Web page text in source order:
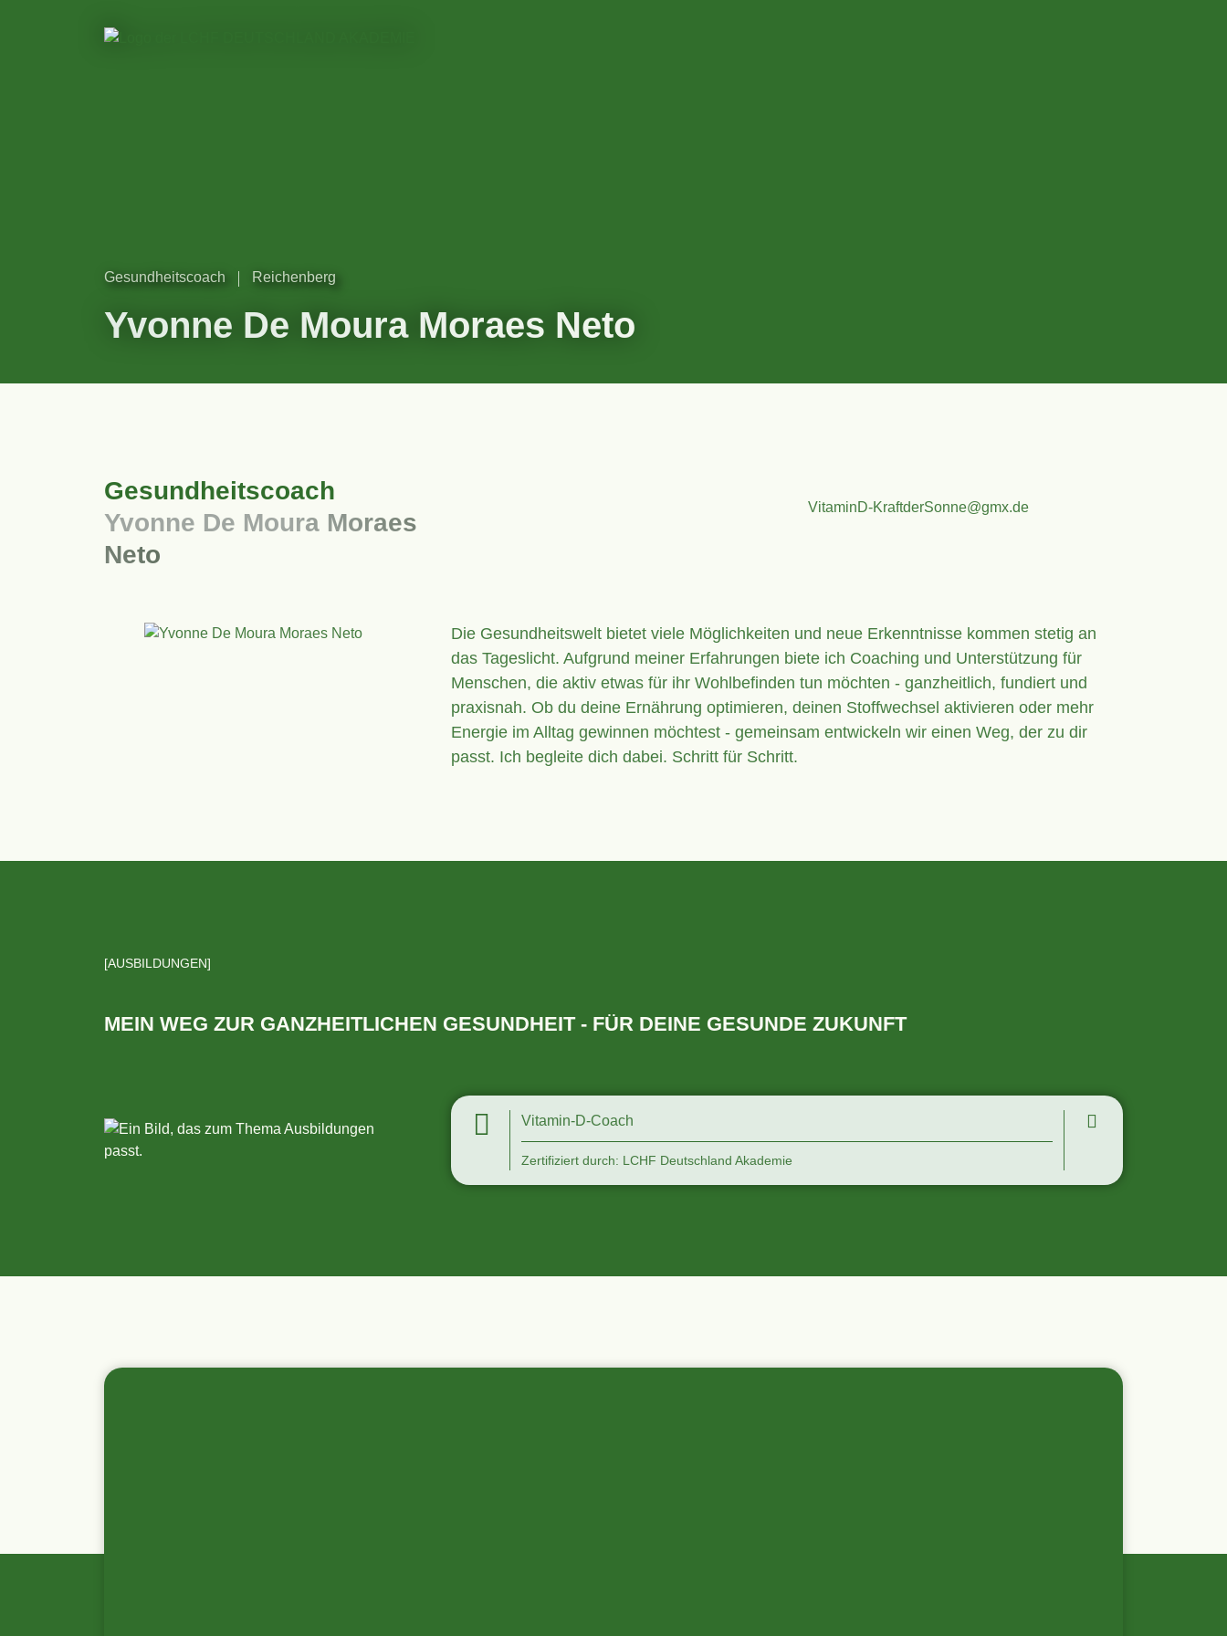
Gesundheitscoach Reichenberg
Yvonne De Moura Moraes Neto
Gesundheitscoach
Yvonne De Moura Moraes
Neto
VitaminD-KraftderSonne@gmx.de
Die Gesundheitswelt bietet viele Möglichkeiten und neue Erkenntnisse kommen stetig an
das Tageslicht. Aufgrund meiner Erfahrungen biete ich Coaching und Unterstützung für
Menschen, die aktiv etwas für ihr Wohlbefinden tun möchten - ganzheitlich, fundiert und
praxisnah. Ob du deine Ernährung optimieren, deinen Stoffwechsel aktivieren oder mehr
Energie im Alltag gewinnen möchtest - gemeinsam entwickeln wir einen Weg, der zu dir
passt. Ich begleite dich dabei. Schritt für Schritt.
AUSBILDUNGEN
MEIN WEG ZUR GANZHEITLICHEN GESUNDHEIT - FÜR DEINE GESUNDE ZUKUNFT
Vitamin-D-Coach
Zertifiziert durch: LCHF Deutschland Akademie